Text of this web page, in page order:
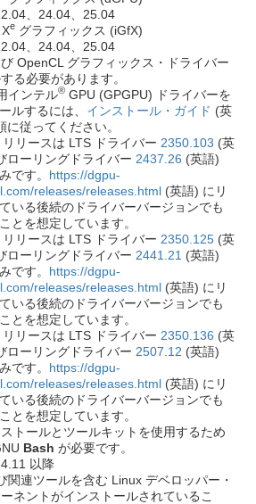
、24.04、25.04
Xe グラフィックス (iGfX)
、24.04、25.04
OpenCL グラフィックス・ドライバー
る必要があります。
インテル® GPU (GPGPU) ドライバーを
ルするには、 インストール・ガイド (英
に従ってください。
リースは LTS ドライバー 2350.103 (英
ローリングドライバー 2437.26 (英語)
です。 https://dgpu-
releases/releases.html (英語) にリ
いる後続のドライバーバージョンでも
とを想定しています。
リースは LTS ドライバー 2350.125 (英
ローリングドライバー 2441.21 (英語)
です。 https://dgpu-
releases/releases.html (英語) にリ
いる後続のドライバーバージョンでも
とを想定しています。
リースは LTS ドライバー 2350.136 (英
ローリングドライバー 2507.12 (英語)
です。 https://dgpu-
releases/releases.html (英語) にリ
いる後続のドライバーバージョンでも
とを想定しています。
トールとツールキットを使用するため
Bash が必要です。
以降
関連ツールを含む Linux デベロッパー・
ネントがインストールされているこ